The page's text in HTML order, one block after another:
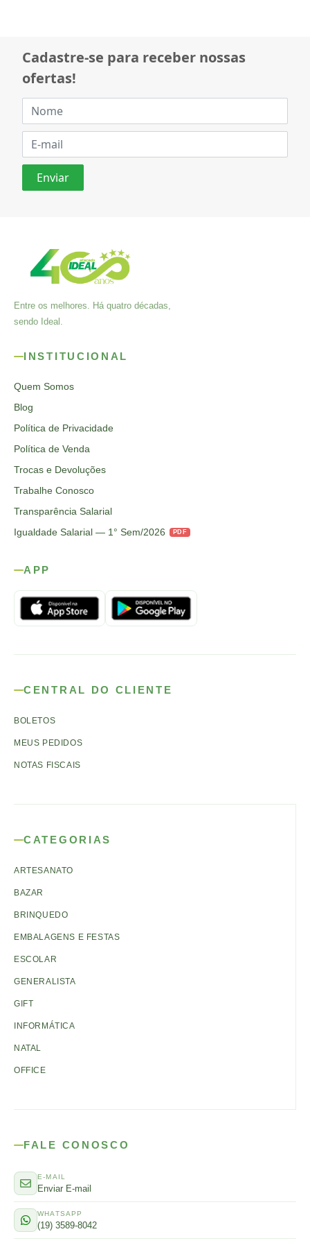
Cadastre-se para receber nossas
ofertas!
Entre os melhores. Há quatro décadas,
sendo Ideal.
INSTITUCIONAL
Quem Somos
Blog
Política de Privacidade
Política de Venda
Trocas e Devoluções
Trabalhe Conosco
Transparência Salarial
Igualdade Salarial — 1° Sem/2026
PDF
APP
CENTRAL DO CLIENTE
BOLETOS
MEUS PEDIDOS
NOTAS FISCAIS
CATEGORIAS
ARTESANATO
BAZAR
BRINQUEDO
EMBALAGENS E FESTAS
ESCOLAR
GENERALISTA
GIFT
INFORMÁTICA
NATAL
OFFICE
FALE CONOSCO
E-MAIL
Enviar E-mail
WHATSAPP
(19) 3589-8042